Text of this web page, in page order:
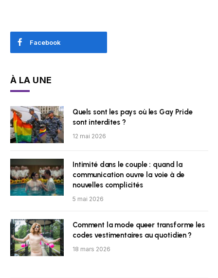
Facebook
À LA UNE
Quels sont les pays où les Gay Pride
sont interdites ?
12 mai 2026
Intimité dans le couple : quand la
communication ouvre la voie à de
nouvelles complicités
5 mai 2026
Comment la mode queer transforme les
codes vestimentaires au quotidien ?
18 mars 2026